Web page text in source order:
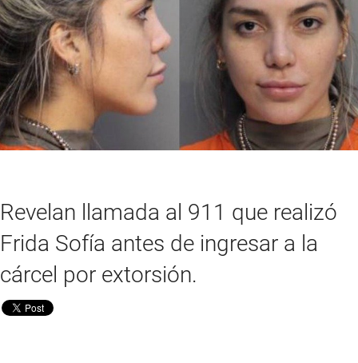
Revelan llamada al 911 que realizó
Frida Sofía antes de ingresar a la
cárcel por extorsión.